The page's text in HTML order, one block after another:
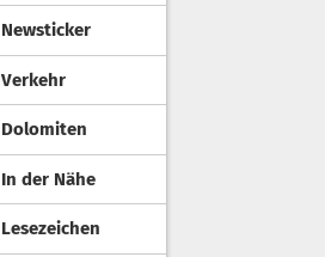
Newsticker
Verkehr
Dolomiten
In der Nähe
Lesezeichen